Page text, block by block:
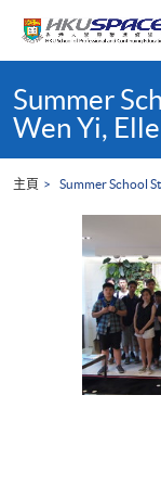
content
startSummer
Wen Yi,
主頁 Summer School